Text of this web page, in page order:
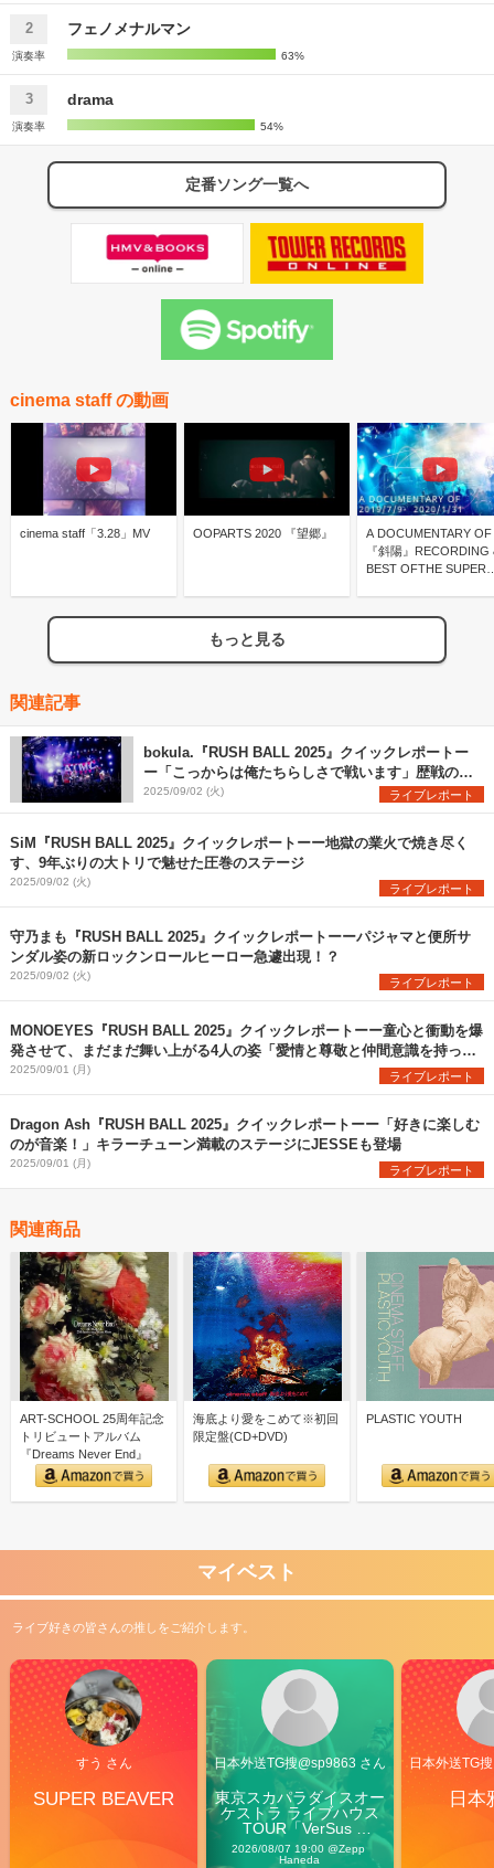
2 フェノメナルマン
演奏率 63%
3 drama
演奏率 54%
定番ソング一覧へ
cinema staff の動画
cinema staff「3.28」MV OOPARTS 2020 『望郷』
A DOCUMENTARY OF
『斜陽』RECORDING
BEST OFTHE SUPER
もっと見る
関連記事
bokula.『RUSH BALL 2025』クイックレポートー
ー「こっからは俺たちらしさで戦います」歴戦の猛
者と戦うために手に取った優しさという武器
2025/09/02 (火) ライブレポート
SiM『RUSH BALL 2025』クイックレポートーー地獄の業火で焼き尽く
す、9年ぶりの大トリで魅せた圧巻のステージ
2025/09/02 (火) ライブレポート
守乃まも『RUSH BALL 2025』クイックレポートーーパジャマと便所サ
ンダル姿の新ロックンロールヒーロー急遽出現！？
2025/09/02 (火) ライブレポート
MONOEYES『RUSH BALL 2025』クイックレポートーー童心と衝動を爆
発させて、まだまだ舞い上がる4人の姿「愛情と尊敬と仲間意識を持って
好きなようにやってください」
2025/09/01 (月) ライブレポート
Dragon Ash『RUSH BALL 2025』クイックレポートーー「好きに楽しむ
のが音楽！」キラーチューン満載のステージにJESSEも登場
2025/09/01 (月) ライブレポート
関連商品
ART-SCHOOL 25周年記念
トリビュートアルバム
『Dreams Never End』
海底より愛をこめて※初回
限定盤(CD+DVD)
PLASTIC YOUTH
マイベスト
ライブ好きの皆さんの推しをご紹介します。
すう さん
SUPER BEAVER
日本外送TG搜@sp9863 さん
東京スカパラダイスオー
ケストラ ライブハウス
TOUR「VerSus
Carnival」
2026/08/07 19:00 @Zepp
Haneda
日本外送TG
日本